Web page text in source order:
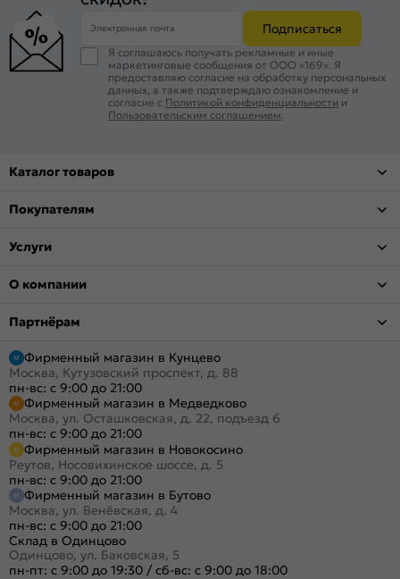
Электронная почта Подписаться
Я соглашаюсь получать рекламные и иные
маркетинговые сообщения от ООО «169». Я
предоставляю согласие на обработку персональных
данных, а также подтверждаю ознакомление и
согласие с Политикой конфиденциальности и
Пользовательским соглашением
Каталог товаров
Покупателям
Услуги
О компании
Партнёрам
Фирменный магазин в Кунцево
Москва, Кутузовский проспект, д. 88
пн-вс: с 9:00 до 21:00
Фирменный магазин в Медведково
Москва, ул. Осташковская, д. 22, подъезд 6
пн-вс: с 9:00 до 21:00
Фирменный магазин в Новокосино
Реутов, Носовихинское шоссе, д. 5
пн-вс: с 9:00 до 21:00
Фирменный магазин в Бутово
Москва, ул. Венёвская, д. 4
пн-вс: с 9:00 до 21:00
Склад в Одинцово
Одинцово, ул. Баковская, 5
пн-пт: с 9:00 до 19:30 / сб-вс: с 9:00 до 18:00